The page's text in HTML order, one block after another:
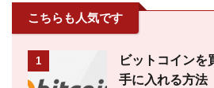
こちらも人気です
1
ビットコインを
手に入れる方法